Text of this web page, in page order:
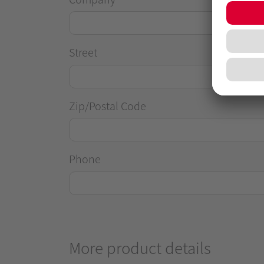
Street
Zip/Postal Code
Phone
More product details